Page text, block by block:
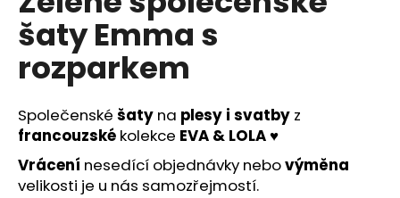
šaty Emma s
rozparkem
Společenské šaty na plesy i svatby z
francouzské kolekce EVA & LOLA ♥
Vrácení nesedící objednávky nebovýměna
velikosti je u nás samozřejmostí.
u
j
e
m
MODRÉ
KOKTEJLOVÉ
ŠATY